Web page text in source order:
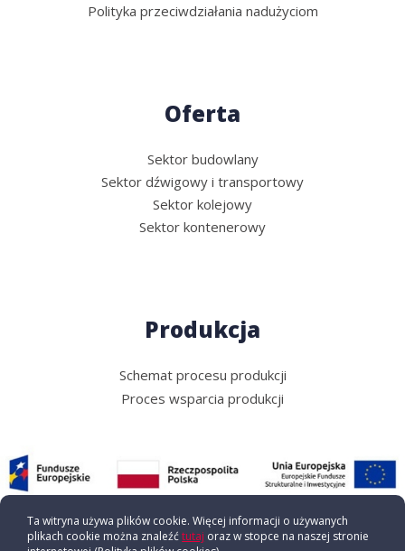
Polityka przeciwdziałania nadużyciom
Oferta
Sektor budowlany
Sektor dźwigowy i transportowy
Sektor kolejowy
Sektor kontenerowy
Produkcja
Schemat procesu produkcji
Proces wsparcia produkcji
Ta witryna używa plików cookie. Więcej informacji o używanych
plikach cookie można znaleźćtutaj oraz w stopce na naszej stronie